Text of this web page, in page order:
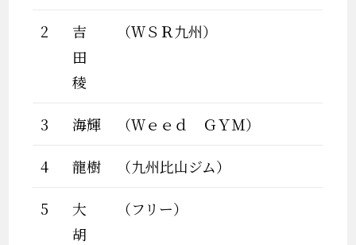
2
吉
田
稜
（ＷＳＲ九州）
3 海輝 （Ｗｅｅｄ ＧＹＭ）
4 龍樹 （九州比山ジム）
5
大
胡
（フリー）